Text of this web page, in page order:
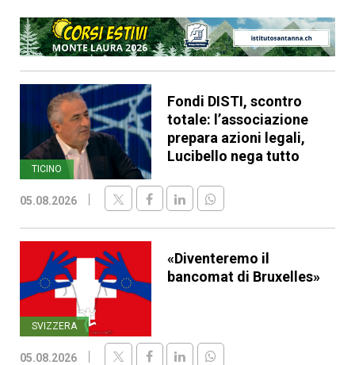
TICINO
Fondi DISTI, scontro
totale: l’associazione
prepara azioni legali,
Lucibello nega tutto
05.08.2026
SVIZZERA
«Diventeremo il
bancomat di Bruxelles»
05.08.2026